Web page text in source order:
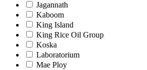
Jagannath
Kaboom
King Island
King Rice Oil Group
Koska
Laboratorium
Mae Ploy